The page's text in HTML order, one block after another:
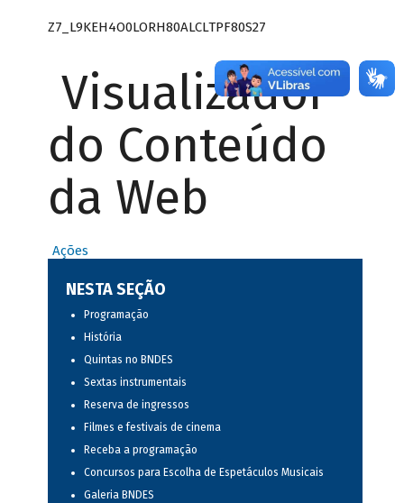
Z7_L9KEH4O0LORH80ALCLTPF80S27
Visualizador
do Conteúdo
da Web
Ações
NESTA SEÇÃO
Programação
História
Quintas no BNDES
Sextas instrumentais
Reserva de ingressos
Filmes e festivais de cinema
Receba a programação
Concursos para Escolha de Espetáculos Musicais
Galeria BNDES